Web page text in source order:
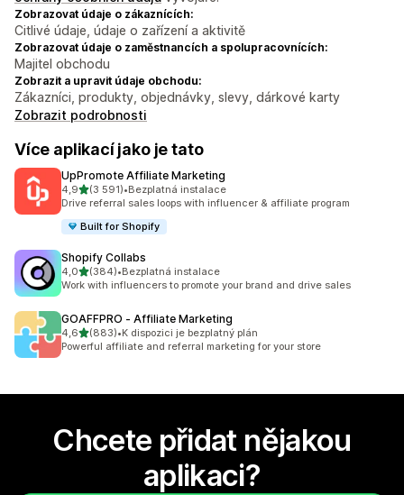
Zobrazovat údaje o zákaznících:
Citlivé údaje, údaje o zařízení a aktivitě
Zobrazovat údaje o zaměstnancích a spolupracovnících:
Majitel obchodu
Zobrazit a upravit údaje obchodu:
Zákazníci, produkty, objednávky, slevy, dárkové karty
Zobrazit podrobnosti
Více aplikací jako je tato
UpPromote Affiliate Marketing
4,9z 5 hvězd
(3 591)
Celkový počet recenzí: 3591
•Bezplatná instalace
Drive referral sales loops with influencer & affiliate program
Built for Shopify
Shopify Collabs
4,0z 5 hvězd
(384)
Celkový počet recenzí: 384
•Bezplatná instalace
Work with influencers to promote your brand and drive sales
GOAFFPRO ‑ Affiliate Marketing
4,6z 5 hvězd
(883)
Celkový počet recenzí: 883
•K dispozici je bezplatný plán
Powerful affiliate and referral marketing for your store
Chcete přidat nějakou
aplikaci?